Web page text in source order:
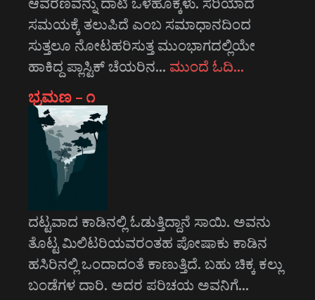
ಸಮಯಕ್ಕೆ ತಲುಪಿದೆ ಎಂಬ ಸಮಾಧಾನದಿಂದ
ಸುತ್ತಲೂ ನೋಟಹರಿಸುತ್ತ ಮುಂಭಾಗದಲ್ಲಿಯೇ
ಹಾಕಿದ್ದ ಪ್ಲಾಸ್ಟಿಕ್ ಚೆಯರಿನ… ಮುಂದೆ ಓದಿ…
ಭ್ರಮಣ – ೧
ದಟ್ಟವಾದ ಕಾಡಿನಲ್ಲಿ ಓಡುತ್ತಿದ್ದಾನೆ ಸಾಯಿ. ಅವನು
ತೊಟ್ಟ ಮಿಲಿಟರಿಯವರಂತಹ ಪೋಷಾಕು ಕಾಡಿನ
ಹಸಿರಿನಲ್ಲಿ ಒಂದಾದಂತೆ ಕಾಣುತ್ತಿದೆ. ಬಹು ಚಿಕ್ಕ ಕಲ್ಲು
ಬಂಡೆಗಳ ದಾರಿ. ಅದರ ಪರಿಚಯ ಅವನಿಗೆ…